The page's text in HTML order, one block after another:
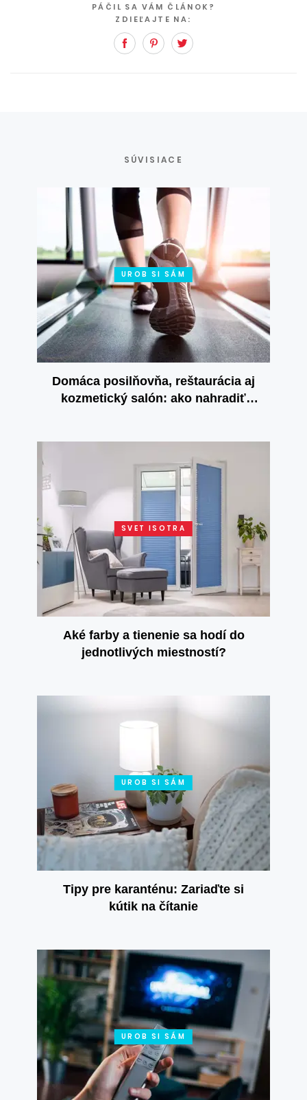
PÁČIL SA VÁM ČLÁNOK?
ZDIEĽAJTE NA:
FacebookPinterest
SÚVISIACE
UROB SI SÁM
Domáca posilňovňa, reštaurácia aj
kozmetický salón: ako nahradiť
SVET ISOTRA
Aké farby a tienenie sa hodí do
jednotlivých miestností?
UROB SI SÁM
Tipy pre karanténu: Zariaďte si
kútik na čítanie
UROB SI SÁM